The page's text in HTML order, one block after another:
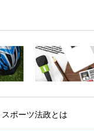
スポーツ法政とは